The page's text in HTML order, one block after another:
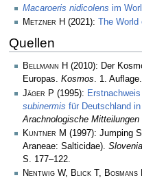
Macaroeris nidicolens im
Metzner H (2021): The World
Quellen
Bellmann H (2010): Der
Europas. Kosmos. 1.
Jäger P (1995):
subinermis für Deutschland
Arachnologische Mitteilungen
Kuntner M (1997): Jumping
Araneae: Salticidae).
S. 177–122.
Nentwig W, Blick T,